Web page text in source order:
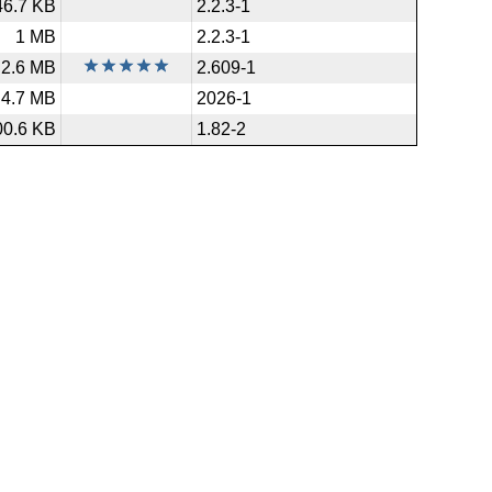
KB
2.2.3-1
1 MB
2.2.3-1
2.6 MB
2.609-1
4.7 MB
2026-1
KB
1.82-2